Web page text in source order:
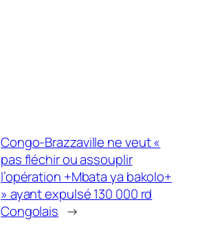
Congo-Brazzaville ne veut «
pas fléchir ou assouplir
l’opération +Mbata ya bakolo+
» ayant expulsé 130 000 rd
Congolais →